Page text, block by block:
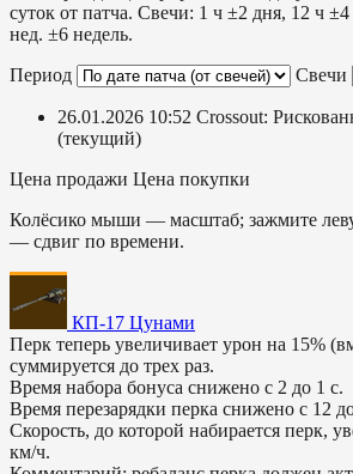
суток от патча. Свечи: 1 ч ±2 дня, 12 ч
нед. ±6 недель.
Период
Свечи
26.01.2026 10:52 Crossout:
(текущий)
Цена продажи Цена покупки
Колёсико мыши — масштаб; зажмите
— сдвиг по времени.
КП-17 Цунами
Перк теперь увеличивает урон на 15%
суммируется до трех раз.
Время набора бонуса снижено с 2 до 1 с.
Время перезарядки перка снижено с 12
Скорость, до которой набирается перк,
км/ч.